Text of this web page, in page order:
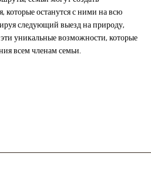
которые останутся с ними на всю
следующий выезд на природу,
уникальные возможности, которые
всем членам семьи.